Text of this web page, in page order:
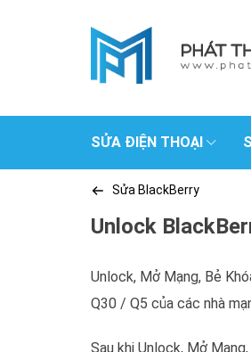
SỬA ĐIỆN THOẠI
Sửa BlackBerry
Unlock
Unlock, Mở Mạng, Bẻ
Q30 / Q5 của các nhà
Sau khi Unlock, Mở